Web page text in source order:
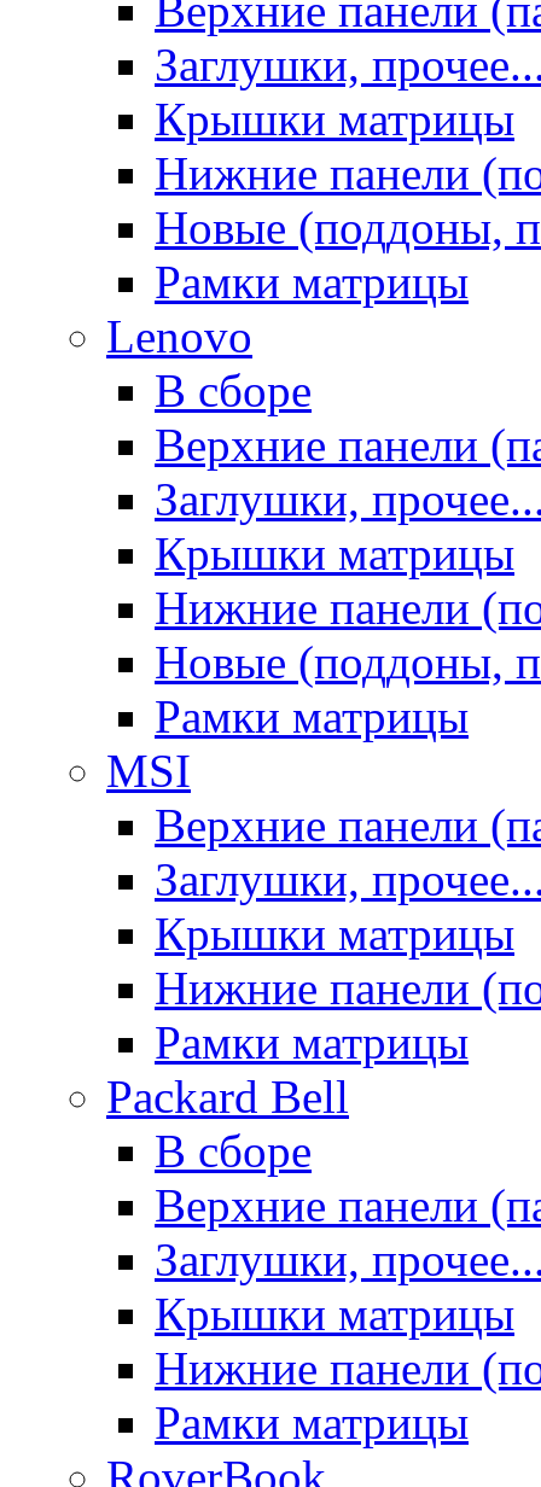
Заглушки,
Крышки матрицы
Нижние панели
Новые (поддоны,
Рамки матрицы
Lenovo
В сборе
Верхние панели
Заглушки,
Крышки матрицы
Нижние панели
Новые (поддоны,
Рамки матрицы
MSI
Верхние панели
Заглушки,
Крышки матрицы
Нижние панели
Рамки матрицы
Packard Bell
В сборе
Верхние панели
Заглушки,
Крышки матрицы
Нижние панели
Рамки матрицы
RoverBook